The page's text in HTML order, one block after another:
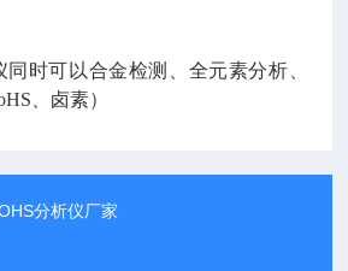
时可以合金检测、全元素分析、
、卤素）
分析仪厂家